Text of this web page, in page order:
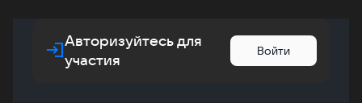
Авторизуйтесь для
участия
Войти